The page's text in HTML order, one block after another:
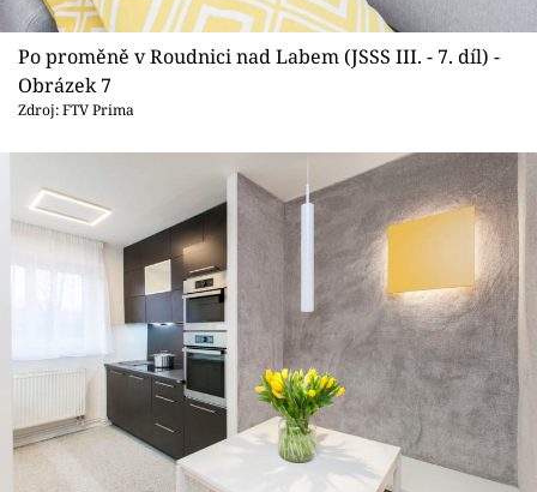
Po proměně v Roudnici nad Labem (JSSS III. - 7. díl) -
Obrázek 7
Zdroj: FTV Prima